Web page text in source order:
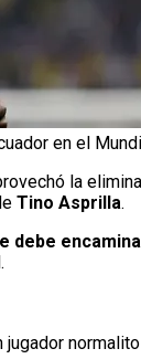
en el
la
Tino Asprilla.